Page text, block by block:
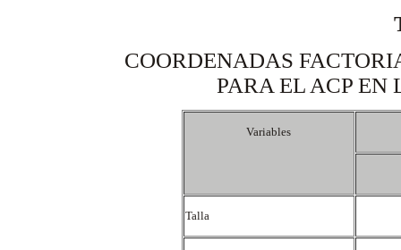
COORDENADAS
PARA EL ACP EN
Variables
Talla